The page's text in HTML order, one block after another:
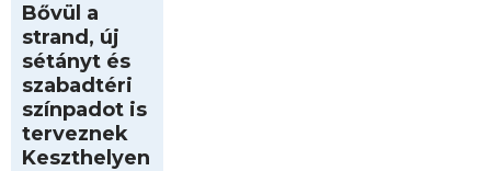
Bővül a
strand, új
sétányt és
szabadtéri
színpadot is
terveznek
Keszthelyen